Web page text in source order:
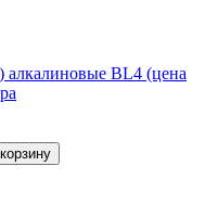
BL4 (цена